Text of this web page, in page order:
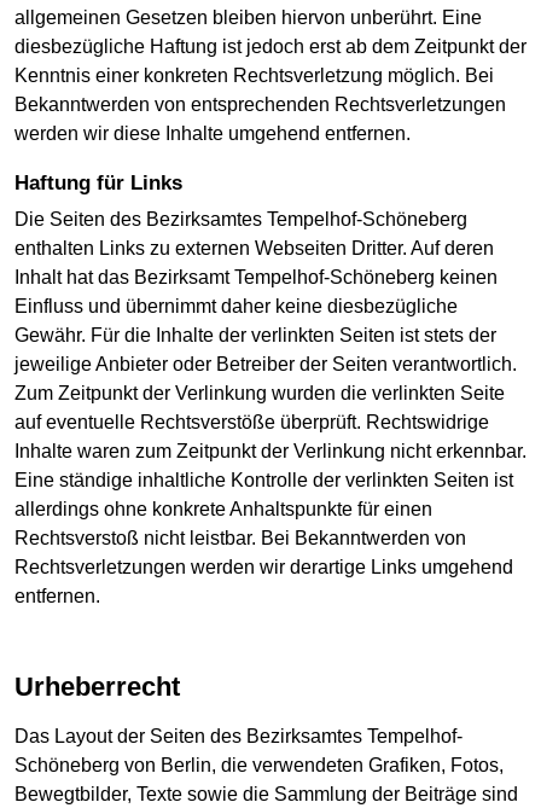
allgemeinen Gesetzen bleiben hiervon unberührt. Eine
diesbezügliche Haftung ist jedoch erst ab dem Zeitpunkt der
Kenntnis einer konkreten Rechtsverletzung möglich. Bei
Bekanntwerden von entsprechenden Rechtsverletzungen
werden wir diese Inhalte umgehend entfernen.
Haftung für Links
Die Seiten des Bezirksamtes Tempelhof-Schöneberg
enthalten Links zu externen Webseiten Dritter. Auf deren
Inhalt hat das Bezirksamt Tempelhof-Schöneberg keinen
Einfluss und übernimmt daher keine diesbezügliche
Gewähr. Für die Inhalte der verlinkten Seiten ist stets der
jeweilige Anbieter oder Betreiber der Seiten verantwortlich.
Zum Zeitpunkt der Verlinkung wurden die verlinkten Seite
auf eventuelle Rechtsverstöße überprüft. Rechtswidrige
Inhalte waren zum Zeitpunkt der Verlinkung nicht erkennbar.
Eine ständige inhaltliche Kontrolle der verlinkten Seiten ist
allerdings ohne konkrete Anhaltspunkte für einen
Rechtsverstoß nicht leistbar. Bei Bekanntwerden von
Rechtsverletzungen werden wir derartige Links umgehend
entfernen.
Urheberrecht
Das Layout der Seiten des Bezirksamtes Tempelhof-
Schöneberg von Berlin, die verwendeten Grafiken, Fotos,
Bewegtbilder, Texte sowie die Sammlung der Beiträge sind